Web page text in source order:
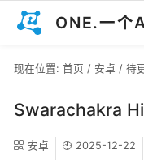
ONE.一个
现在位置: 首页 / 安卓 / 待
Swarachakra
安卓 2025-12-22